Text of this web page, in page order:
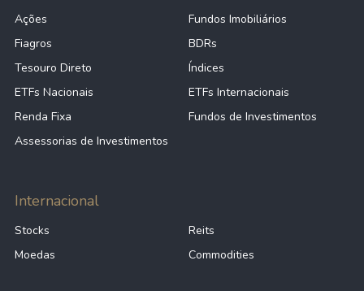
Ações
Fundos Imobiliários
Fiagros
BDRs
Tesouro Direto
Índices
ETFs Nacionais
ETFs Internacionais
Renda Fixa
Fundos de Investimentos
Assessorias de Investimentos
Internacional
Stocks
Reits
Moedas
Commodities